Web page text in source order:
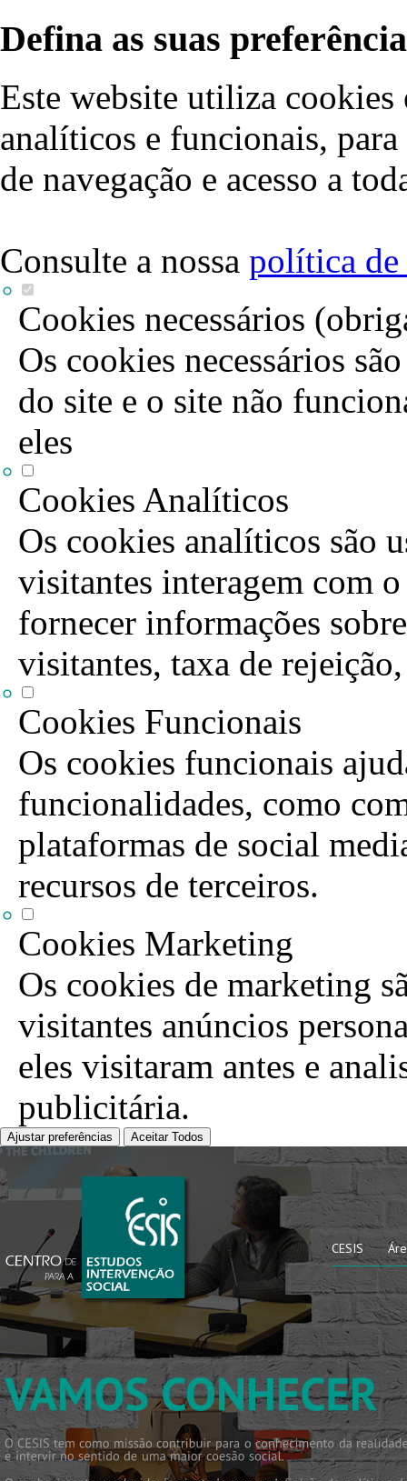
Defina as suas
Este website utiliza cookies
analíticos e funcionais,
de navegação e acesso a
Consulte a nossa política de
Cookies necessários
Os cookies necessários
do site e o site não
eles
Cookies Analíticos
Os cookies analíticos são
visitantes interagem com
fornecer informações
visitantes, taxa de
Cookies Funcionais
Os cookies funcionais
funcionalidades, como
plataformas de social
recursos de terceiros.
Cookies Marketing
Os cookies de marketing
visitantes anúncios
eles visitaram antes e
publicitária.
Ajustar preferências Aceitar Todos
CESIS